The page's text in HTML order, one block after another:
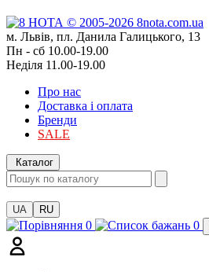
м. Львів, пл. Данила Галицького, 13
Пн - сб 10.00-19.00
Неділя 11.00-19.00
Про нас
Доставка і оплата
Бренди
SALE
Каталог
UA RU
0 0